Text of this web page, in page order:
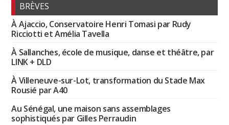
BRÈVES
À Ajaccio, Conservatoire Henri Tomasi par Rudy
Ricciotti et Amélia Tavella
À Sallanches, école de musique, danse et théâtre, par
LINK + DLD
À Villeneuve-sur-Lot, transformation du Stade Max
Rousié par A40
Au Sénégal, une maison sans assemblages
sophistiqués par Gilles Perraudin